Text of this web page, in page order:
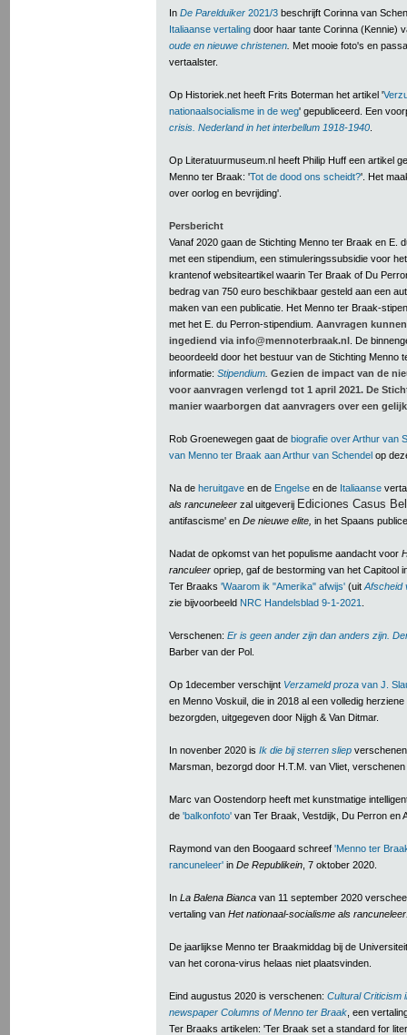
In De Parelduiker 2021/3 beschrijft Corinna van
Italiaanse vertaling door haar tante Corinna (Kennie)
oude en nieuwe christenen Met mooie foto's en
vertaalster.
Op Historiek.net heeft Frits Boterman het artikel '
nationaalsocialisme in de weg' gepubliceerd. Een
crisis. Nederland in het interbellum 1918-1940
Op Literatuurmuseum.nl heeft Philip Huff een artikel
Menno ter Braak: 'Tot de dood ons scheidt?'. Het
over oorlog en bevrijding'.
Persbericht
Vanaf 2020 gaan de Stichting Menno ter Braak en E.
met een stipendium, een stimuleringssubsidie voor
krantenof websiteartikel waarin Ter Braak of Du
bedrag van 750 euro beschikbaar gesteld aan een
maken van een publicatie. Het Menno ter Braak-
met het E. du Perron-stipendium. Aanvragen kunnen
ingediend via info@mennoterbraak.nl . De
beoordeeld door het bestuur van de Stichting Menno
informatie: Stipendium Gezien de impact van de
voor aanvragen verlengd tot 1 april 2021. De
manier waarborgen dat aanvragers over een
Rob Groenewegen gaat de biografie over Arthur van
van Menno ter Braak aan Arthur van Schendel op
Na de heruitgave en de Engelse en de Italiaanse
als rancuneleer zal uitgeverij Ediciones Casus
antifascisme' en De nieuwe elite, in het Spaans
Nadat de opkomst van het populisme aandacht voor
ranculeer opriep, gaf de bestorming van het Capitool
Ter Braaks 'Waarom ik "Amerika" afwijs' (uit Afscheid
zie bijvoorbeeld NRC Handelsblad 9-1-2021
Verschenen: Er is geen ander zijn dan anders zijn.
Barber van der Pol.
Op 1december verschijnt Verzameld proza van J.
en Menno Voskuil, die in 2018 al een volledig
bezorgden, uitgegeven door Nijgh & Van Ditmar.
In novenber 2020 is Ik die bij sterren sliep
Marsman, bezorgd door H.T.M. van Vliet,
Marc van Oostendorp heeft met kunstmatige
de 'balkonfoto' van Ter Braak, Vestdijk, Du Perron en
Raymond van den Boogaard schreef 'Menno ter
rancuneleer' in De Republikein , 7 oktober 2020.
In La Balena Bianca van 11 september 2020
vertaling van Het nationaal-socialisme als ra
De jaarlijkse Menno ter Braakmiddag bij de
van het corona-virus helaas niet plaatsvinden.
Eind augustus 2020 is verschenen: Cultural Criticism
newspaper Columns of Menno ter Braak , een
Ter Braaks artikelen: 'Ter Braak set a standard for